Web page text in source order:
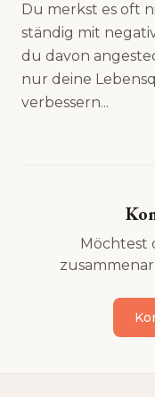
Du merkst es oft
ständig mit
du davon
nur deine
verbessern...
Möchtest